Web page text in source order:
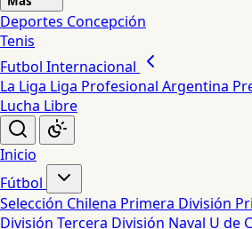
Deportes Concepción
Tenis
Futbol Internacional
La Liga Liga Profesional Argentina
Lucha Libre
Inicio
Fútbol
Selección Chilena Primera División
División Tercera División Naval U de